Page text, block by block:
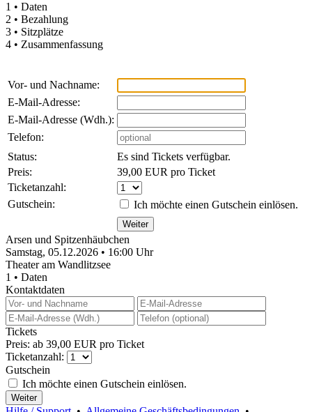
1 • Daten
2 • Bezahlung
3 • Sitzplätze
4 • Zusammenfassung
Vor- und Nachname:
E-Mail-Adresse:
E-Mail-Adresse (Wdh.):
Telefon:
Status:
Es sind Tickets verfügbar.
Preis:
39,00 EUR pro Ticket
Ticketanzahl:
Gutschein:
Ich möchte einen Gutschein einlösen.
Arsen und Spitzenhäubchen
Samstag, 05.12.2026 • 16:00 Uhr
Theater am Wandlitzsee
1 • Daten
Kontaktdaten
Tickets
Preis: ab 39,00 EUR pro Ticket
Ticketanzahl:
Gutschein
Ich möchte einen Gutschein einlösen.